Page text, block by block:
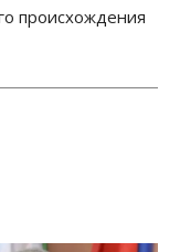
происхождения